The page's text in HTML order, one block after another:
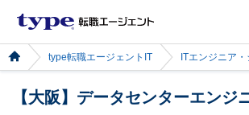
type転職エージェントIT ITエンジニア
【大阪】データセンターエンジ